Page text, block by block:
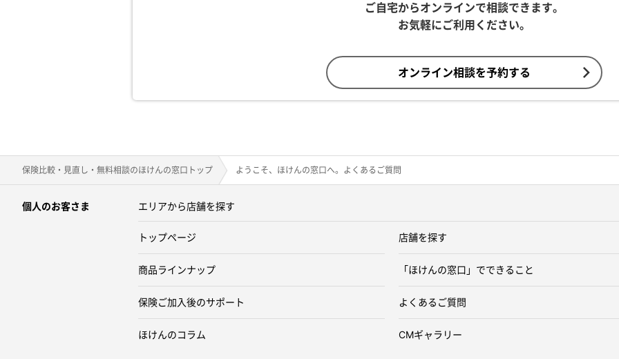
保険比較・見直し・無料相談のほけんの窓口トップ ようこそ、ほけんの窓口へ。よくあるご質問
ご自宅からオンラインで相談できます。
お気軽にご利用ください。
オンライン相談を予約する
個人のお客さま エリアから店舗を探す
トップページ 店舗を探す
商品ラインナップ 「ほけんの窓口」でできること
保険ご加入後のサポート よくあるご質問
ほけんのコラム CMギャラリー